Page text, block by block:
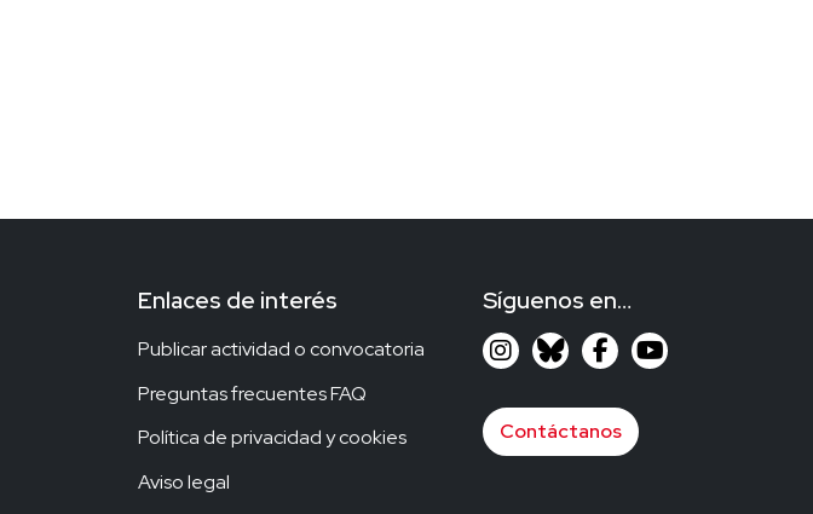
Enlaces de interés
Publicar actividad o convocatoria
Preguntas frecuentes FAQ
Política de privacidad y cookies
Aviso legal
Síguenos en…
Contáctanos